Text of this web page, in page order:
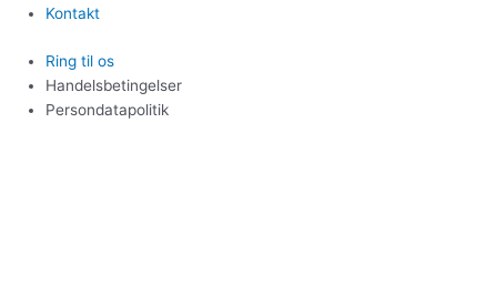
Kontakt
Ring til os
Handelsbetingelser
Persondatapolitik